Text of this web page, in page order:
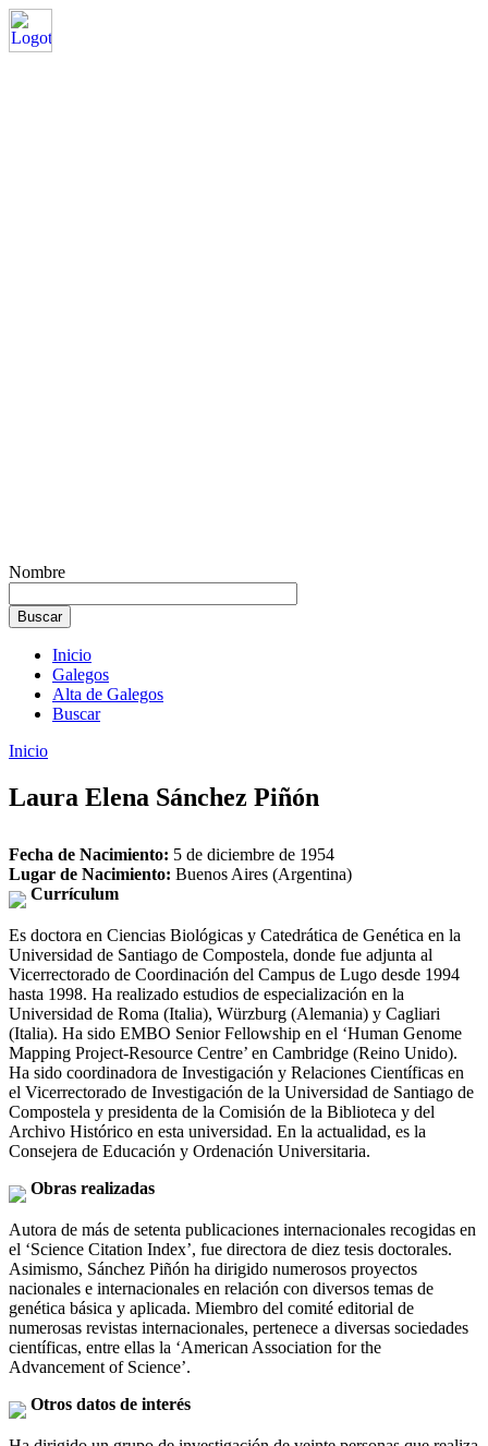
Nombre
Inicio
Galegos
Alta de Galegos
Buscar
Inicio
Laura Elena Sánchez Piñón
Fecha de Nacimiento: 5 de diciembre de 1954
Lugar de Nacimiento: Buenos Aires (Argentina)
Currículum
Es doctora en Ciencias Biológicas y Catedrática de Genética en la
Universidad de Santiago de Compostela, donde fue adjunta al
Vicerrectorado de Coordinación del Campus de Lugo desde 1994
hasta 1998. Ha realizado estudios de especialización en la
Universidad de Roma (Italia), Würzburg (Alemania) y Cagliari
(Italia). Ha sido EMBO Senior Fellowship en el ‘Human Genome
Mapping Project-Resource Centre’ en Cambridge (Reino Unido).
Ha sido coordinadora de Investigación y Relaciones Científicas en
el Vicerrectorado de Investigación de la Universidad de Santiago de
Compostela y presidenta de la Comisión de la Biblioteca y del
Archivo Histórico en esta universidad. En la actualidad, es la
Consejera de Educación y Ordenación Universitaria.
Obras realizadas
Autora de más de setenta publicaciones internacionales recogidas en
el ‘Science Citation Index’, fue directora de diez tesis doctorales.
Asimismo, Sánchez Piñón ha dirigido numerosos proyectos
nacionales e internacionales en relación con diversos temas de
genética básica y aplicada. Miembro del comité editorial de
numerosas revistas internacionales, pertenece a diversas sociedades
científicas, entre ellas la ‘American Association for the
Advancement of Science’.
Otros datos de interés